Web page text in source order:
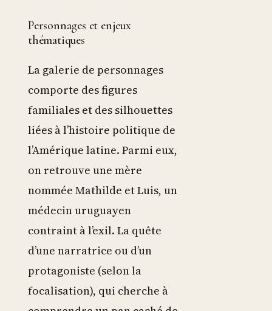
Personnages et enjeux
thématiques
La galerie de personnages
comporte des figures
familiales et des silhouettes
liées à l’histoire politique de
l’Amérique latine. Parmi eux,
on retrouve une mère
nommée Mathilde et Luis, un
médecin uruguayen
contraint à l’exil. La quête
d’une narratrice ou d’un
protagoniste (selon la
focalisation), qui cherche à